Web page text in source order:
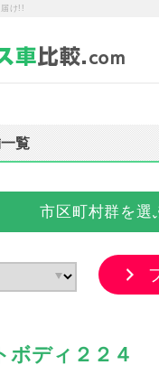
け!!
覧
市区町村群を選
ボディ２２４